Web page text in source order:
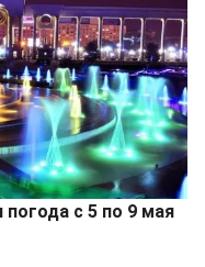
с 5 по 9 мая